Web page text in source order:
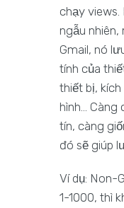
chạy
ngẫu nhiên,
Gmail, nó
tính của
thiết bị,
hình… Càng
tín, càng
đó sẽ giúp
Ví dụ: Non-
1-1000, thì